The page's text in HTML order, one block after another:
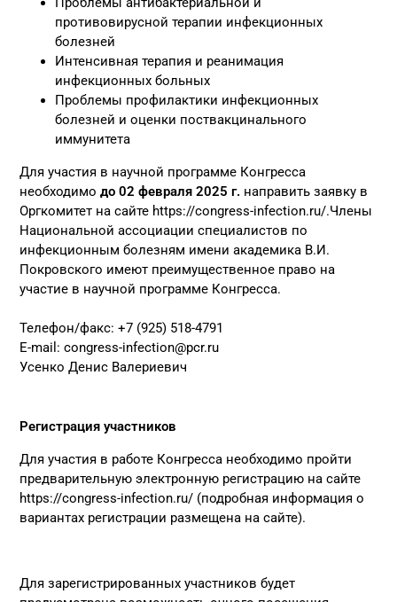
противовирусной терапии инфекционных
болезней
Интенсивная терапия и реанимация
инфекционных больных
Проблемы профилактики инфекционных
болезней и оценки поствакцинального
иммунитета
Для участия в научной программе Конгресса
необходимодо 02 февраля 2025 г. направить заявку в
Оргкомитет на сайте https://congress-infection.ru/.Члены
Национальной ассоциации специалистов по
инфекционным болезням имени академика В.И.
Покровского имеют преимущественное право на
участие в научной программе Конгресса.
Телефон/факс: +7 (925) 518-4791
E-mail:congress-infection@pcr.ru
Усенко Денис Валериевич
Регистрация участников
Для участия в работе Конгресса необходимо пройти
предварительную электронную регистрацию на сайте
https://congress-infection.ru/ (подробная информация о
вариантах регистрации размещена на сайте).
Для зарегистрированных участников будет